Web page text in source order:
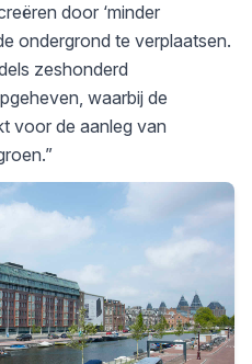
door ‘minder
ondergrond te verplaatsen.
zeshonderd
waarbij de
voor de aanleg van